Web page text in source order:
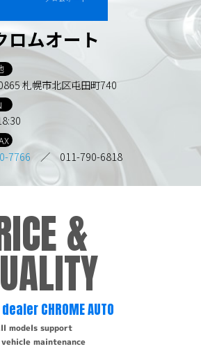
ロムオート
札幌市北区屯田町740
7766 ／ 011-790-6818
&
CHROME AUTO
models support
maintenance